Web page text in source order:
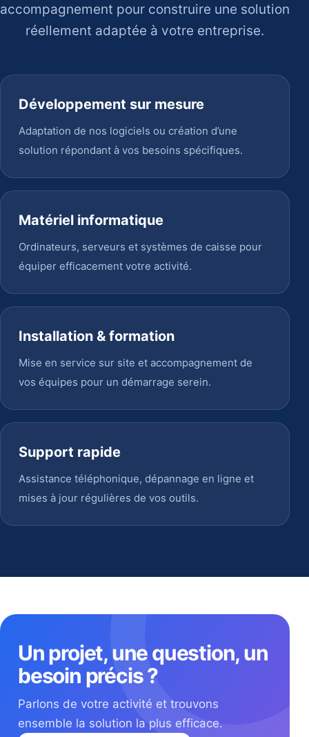
accompagnement pour construire une solution
réellement adaptée à votre entreprise.
Développement sur mesure
Adaptation de nos logiciels ou création d’une
solution répondant à vos besoins spécifiques.
Matériel informatique
Ordinateurs, serveurs et systèmes de caisse pour
équiper efficacement votre activité.
Installation & formation
Mise en service sur site et accompagnement de
vos équipes pour un démarrage serein.
Support rapide
Assistance téléphonique, dépannage en ligne et
mises à jour régulières de vos outils.
Un projet, une question, un
besoin précis ?
Parlons de votre activité et trouvons
ensemble la solution la plus efficace.